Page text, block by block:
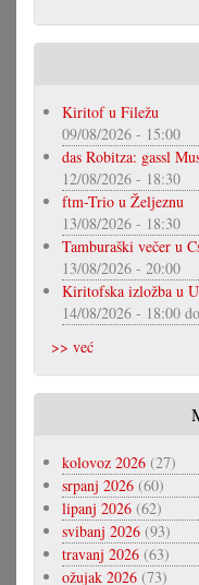
Kiritof u Filežu
09/08/2026 - 15:00
das Robitza: gassl
12/08/2026 - 18:30
ftm-Trio u Željeznu
13/08/2026 - 18:30
Tamburaški večer u
13/08/2026 - 20:00
Kiritofska izložba u
14/08/2026 - 18:00 do
>> već
kolovoz 2026 (27)
srpanj 2026 (60)
lipanj 2026 (62)
svibanj 2026 (93)
travanj 2026 (63)
ožujak 2026 (73)